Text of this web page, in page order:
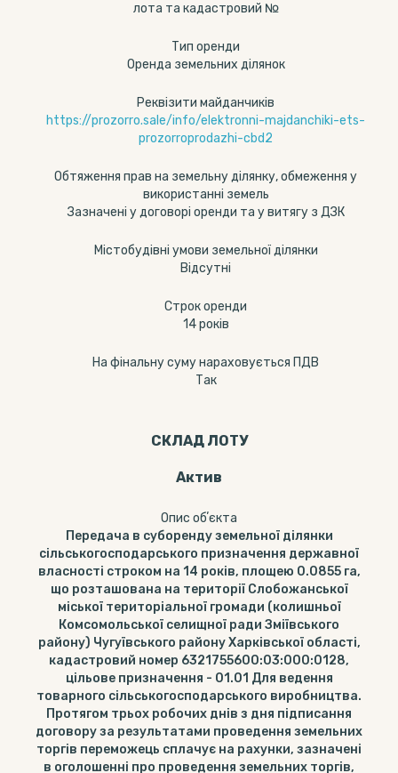
лота та кадастровий №
Тип оренди
Оренда земельних ділянок
Реквізити майданчиків
https://prozorro.sale/info/elektronni-majdanchiki-ets-
prozorroprodazhi-cbd2
Обтяження прав на земельну ділянку, обмеження у
використанні земель
Зазначені у договорі оренди та у витягу з ДЗК
Містобудівні умови земельної ділянки
Відсутні
Строк оренди
14 років
На фінальну суму нараховується ПДВ
Так
СКЛАД ЛОТУ
Актив
Опис обʼєкта
Передача в суборенду земельної ділянки
сільськогосподарського призначення державної
власності строком на 14 років, площею 0.0855 га,
що розташована на території Слобожанської
міської територіальної громади (колишньої
Комсомольської селищної ради Зміївського
району) Чугуївського району Харківської області,
кадастровий номер 6321755600:03:000:0128,
цільове призначення - 01.01 Для ведення
товарного сільськогосподарського виробництва.
Протягом трьох робочих днів з дня підписання
договору за результатами проведення земельних
торгів переможець сплачує на рахунки, зазначені
в оголошенні про проведення земельних торгів,